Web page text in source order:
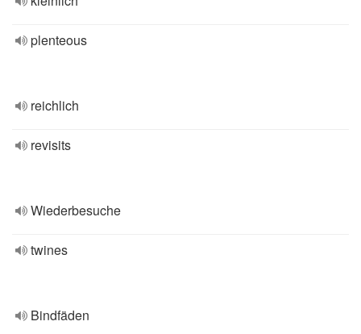
plenteous
reichlich
revisits
Wiederbesuche
twines
Bindfäden